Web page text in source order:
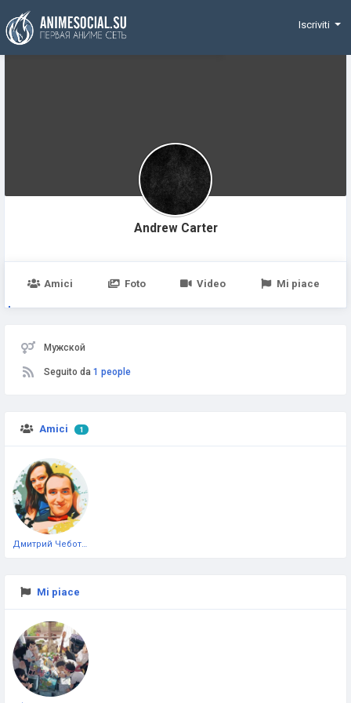
Funding
Iscriviti
Andrew Carter
Amici Foto Video Mi piace
Мужской
Seguito da 1 people
Amici 1
Mi piace